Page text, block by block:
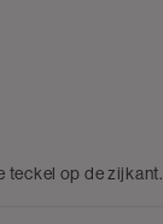
teckel op de zijkant.